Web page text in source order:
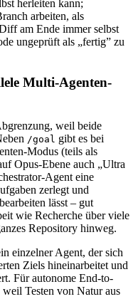
herleiten kann;
arbeiten, als
am Ende immer selbst
ungeprüft als „fertig” zu
Multi-Agenten-
weil beide
/goal gibt es bei
Modus (teils als
Opus-Ebene auch „Ultra
Agent eine
zerlegt und
lässt – gut
wie Recherche über viele
Repository hinweg.
einzelner Agent, der sich
Ziels hineinarbeitet und
Für autonome End-to-
weil Testen von Natur aus